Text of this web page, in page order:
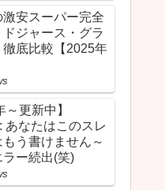
安スーパー完全
ドジャース・グラ
徹底比較【2025年
～更新中】
あなたはこのスレ
もう書けません～
ラー続出(笑)